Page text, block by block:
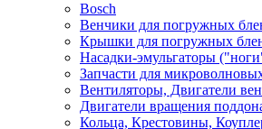
Bosch
Венчики для погружных
Крышки для погружных
Насадки-эмульгаторы
Запчасти для
Вентиляторы, Двигатели
Двигатели вращения
Кольца, Крестовины,